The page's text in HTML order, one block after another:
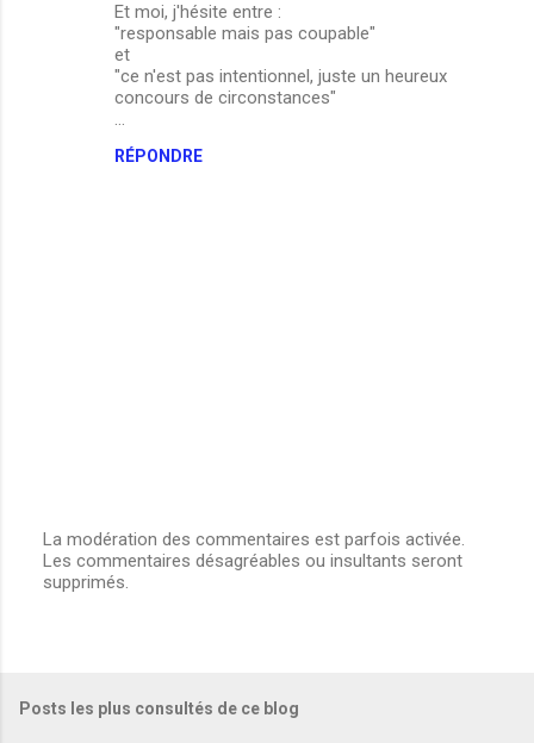
Et moi, j'hésite entre :
"responsable mais pas coupable"
et
"ce n'est pas intentionnel, juste un heureux
concours de circonstances"
...
RÉPONDRE
E
n
t
La modération des commentaires est parfois activée.
Les commentaires désagréables ou insultants seront
supprimés.
Posts les plus consultés de ce blog